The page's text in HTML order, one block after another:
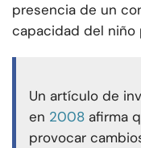
presencia de un
capacidad del niño
Un artículo de
en 2008 afirma
provocar